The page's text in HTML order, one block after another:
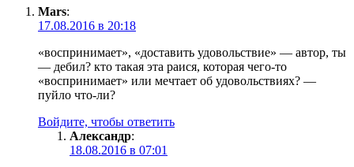
Mars:
17.08.2016 в 20:18
«воспринимает», «доставить удовольствие» — автор, ты
— дебил? кто такая эта раися, которая чего-то
«воспринимает» или мечтает об удовольствиях? —
пуйло что-ли?
Войдите, чтобы ответить
Александр:
18.08.2016 в 07:01